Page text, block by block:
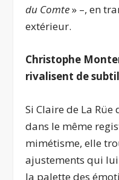
du Comte» –, en
extérieur.
Christophe
rivalisent de
Si Claire de La Rüe
dans le même
mimétisme, elle
ajustements qui
la palette des